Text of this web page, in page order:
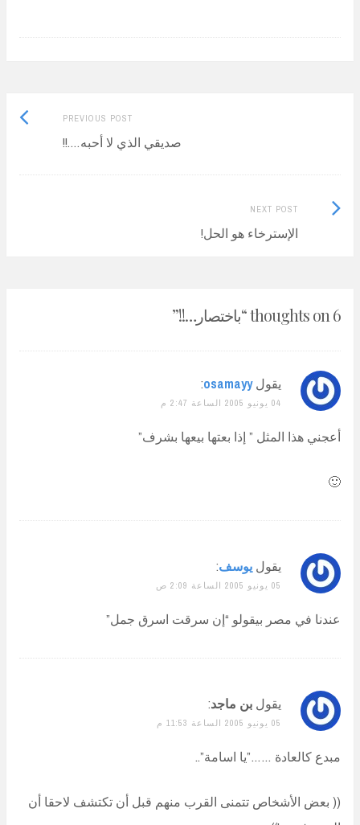
PREVIOUS POST
Previous
post:صديقي الذي لا أحبه….!!
NEXT POST
الإسترخاء هو الحل!
Next
Post:
6 thoughts on “ باختصار…!!”
يقول osamayy
:
04 يونيو 2005 الساعة 2:47 م
أعجني هذا المثل ” إذا بعتها بيعها بشرف”
🙂
يقول يوسف:
05 يونيو 2005 الساعة 2:09 ص
عندنا في مصر بيقولو “إن سرقت اسرق جمل”
يقول بن ماجد:
05 يونيو 2005 الساعة 11:53 م
مبدع كالعادة ……”يا اسامة”..
(( بعض الأشخاص تتمنى القرب منهم قبل أن تكتشف لاحقا أن